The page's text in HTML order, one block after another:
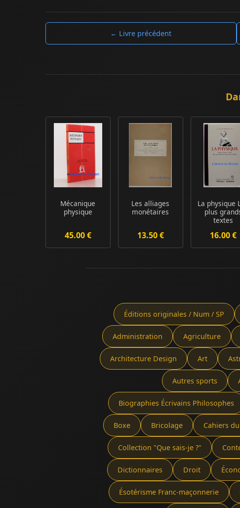
← Livre précédent
Mécanique
physique
45.00 €
Les alliages
monétaires
13.50 €
La physique
plus
textes
Einste...
16.00 €
Éditions originales / Num / SP
Administration Agriculture
Architecture Design Art
Autres sports
Biographies Écrivains Philosophes
Boxe Bricolage Cahiers
Collection "Que sais-je ?"
Dictionnaires Droit
Ésotérisme Franc-maçonnerie